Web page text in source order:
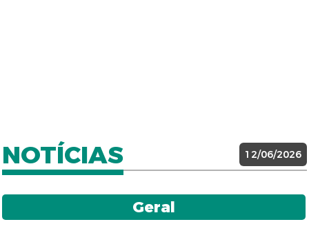
NOTÍCIAS 12/06/2026
Geral